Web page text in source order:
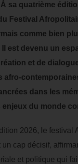
sa quatrième
Festival
comme bien
est devenu un
et de
afro-
dans les
enjeux du monde
2026, le festival
un cap décisif,
et politique qui